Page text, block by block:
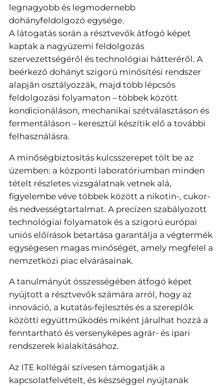
legnagyobb és legmodernebb
dohányfeldolgozó egysége.
A látogatás során a résztvevők átfogó képet
kaptak a nagyüzemi feldolgozás
szervezettségéről és technológiai hátteréről. A
beérkező dohányt szigorú minősítési rendszer
alapján osztályozzák, majd több lépcsős
feldolgozási folyamaton – többek között
kondicionáláson, mechanikai szétválasztáson és
fermentáláson – keresztül készítik elő a további
felhasználásra.
A minőségbiztosítás kulcsszerepet tölt be az
üzemben: a központi laboratóriumban minden
tételt részletes vizsgálatnak vetnek alá,
figyelembe véve többek között a nikotin-, cukor-
és nedvességtartalmat. A precízen szabályozott
technológiai folyamatok és a szigorú európai
uniós előírások betartása garantálja a végtermék
egységesen magas minőségét, amely megfelel a
nemzetközi piac elvárásainak.
A tanulmányút összességében átfogó képet
nyújtott a résztvevők számára arról, hogy az
innováció, a kutatás-fejlesztés és a szereplők
közötti együttműködés miként járulhat hozzá a
fenntartható és versenyképes agrár- és ipari
rendszerek kialakításához.
Az ITE kollégái szívesen támogatják a
kapcsolatfelvételt, és készséggel nyújtanak